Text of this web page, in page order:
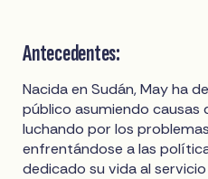
Antecedentes:
Nacida en Sudán, May ha
público asumiendo causas
luchando por los
enfrentándose a las
dedicado su vida al